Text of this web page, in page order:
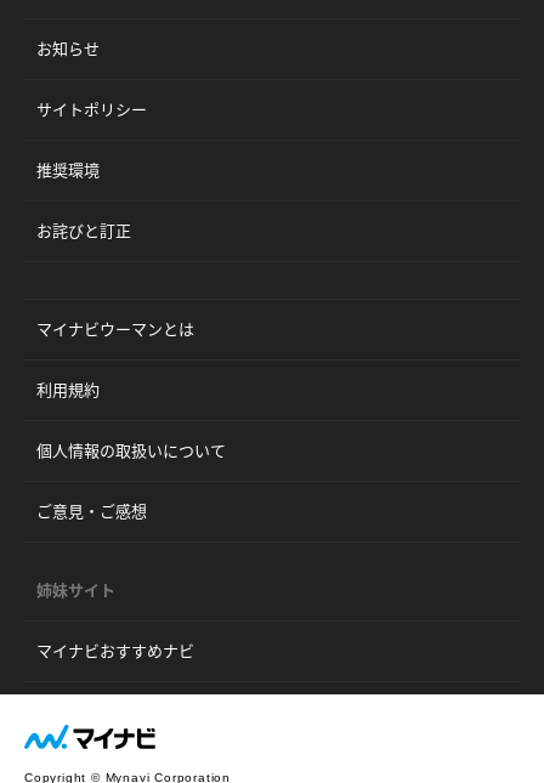
お知らせ
サイトポリシー
推奨環境
お詫びと訂正
マイナビウーマンとは
利用規約
個人情報の取扱いについて
ご意見・ご感想
姉妹サイト
マイナビおすすめナビ
Copyright © Mynavi Corporation